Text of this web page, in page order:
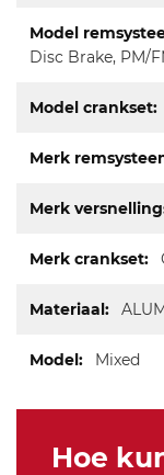
Disc Brake, PM/
Mixed
Hoe